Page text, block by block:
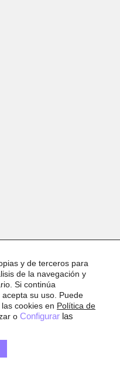
y de terceros para
de la navegación y
Si continúa
su uso. Puede
cookies en Política de
o Configurar las